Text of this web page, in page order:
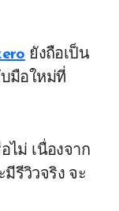
ยังถือเป็น
มือใหม่ที่
ไม่ เนื่องจาก
รีวิวจริง จะ